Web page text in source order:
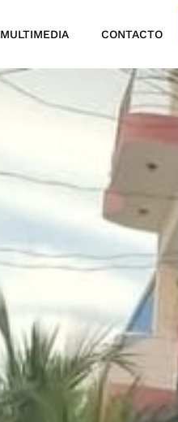
MULTIMEDIA CONTACTO